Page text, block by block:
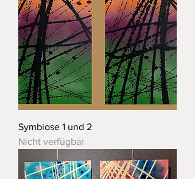
Symbiose 1 und 2
Nicht verfügbar